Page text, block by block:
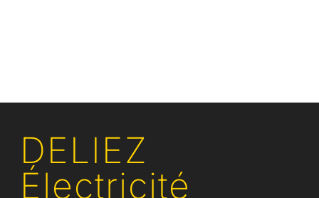
DELIEZ
Électricité